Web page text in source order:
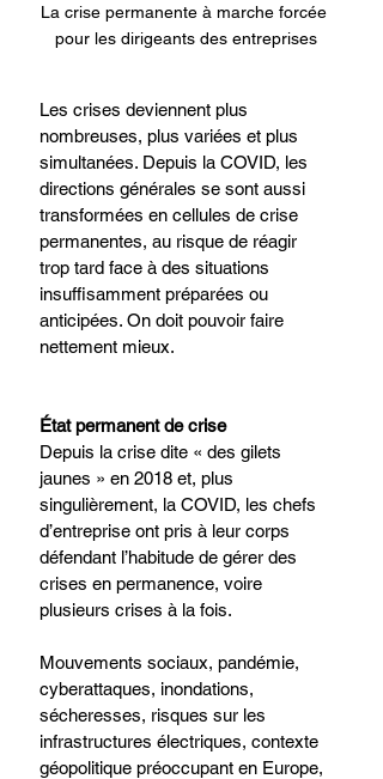
La crise permanente à marche forcée
pour les dirigeants des entreprises
Les crises deviennent plus
nombreuses, plus variées et plus
simultanées. Depuis la COVID, les
directions générales se sont aussi
transformées en cellules de crise
permanentes, au risque de réagir
trop tard face à des situations
insuffisamment préparées ou
anticipées. On doit pouvoir faire
nettement mieux.​
État permanent de crise​
Depuis la crise dite « des gilets
jaunes » en 2018 et, plus
singulièrement, la COVID, les chefs
d’entreprise ont pris à leur corps
défendant l’habitude de gérer des
crises en permanence, voire
plusieurs crises à la fois. ​
Mouvements sociaux, pandémie,
cyberattaques, inondations,
sécheresses, risques sur les
infrastructures électriques, contexte
géopolitique préoccupant en Europe,